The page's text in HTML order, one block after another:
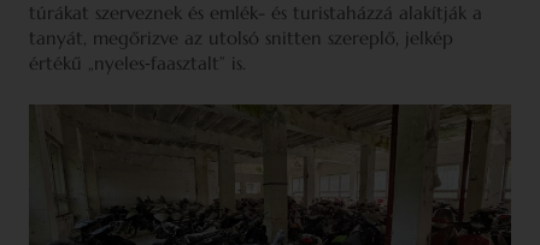
túrákat szerveznek és emlék- és turistaházzá alakítják a
tanyát, megőrizve az utolsó snitten szereplő, jelkép
értékű „nyeles‑faasztalt” is.